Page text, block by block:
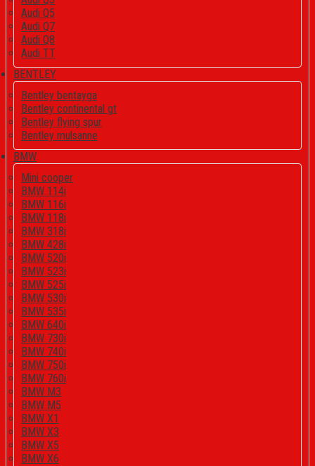
Audi Q5
Audi Q7
Audi Q8
Audi TT
BENTLEY
Bentley bentayga
Bentley continental gt
Bentley flying spur
Bentley mulsanne
BMW
Mini cooper
BMW 114i
BMW 116i
BMW 118i
BMW 318i
BMW 428i
BMW 520i
BMW 523i
BMW 525i
BMW 530i
BMW 535i
BMW 640i
BMW 730i
BMW 740i
BMW 750i
BMW 760i
BMW M3
BMW M5
BMW X1
BMW X3
BMW X5
BMW X6